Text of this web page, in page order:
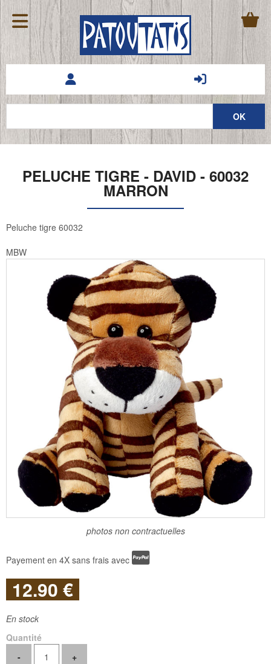
PELUCHE TIGRE - DAVID - 60032
MARRON
Peluche tigre 60032
MBW
photos non contractuelles
Payement en 4X sans frais avec
12.90 €
En stock
Quantité